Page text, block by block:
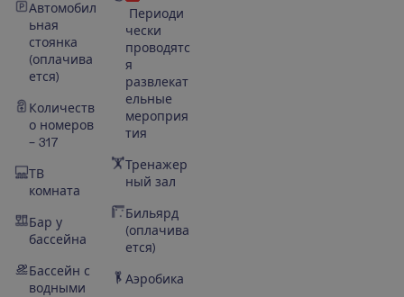
Автомобил
ьная
стоянка
(оплачива
ется)
Количеств
о номеров
– 317
ТВ
комната
Бар у
бассейна
Бассейн с
водными
Периоди
чески
проводятс
я
развлекат
ельные
мероприя
тия
Тренажер
ный зал
Бильярд
(оплачива
ется)
Аэробика